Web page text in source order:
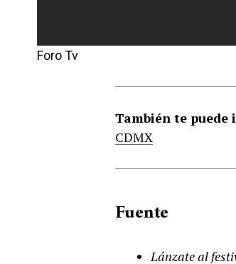
Foro Tv
También te puede
CDMX
Fuente
Lánzate al